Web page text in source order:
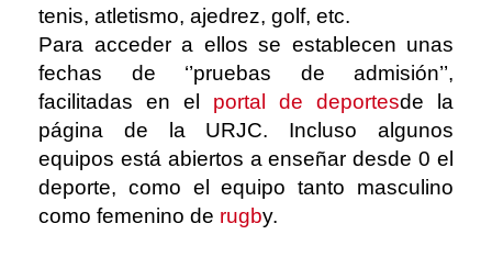
tenis, atletismo, ajedrez, golf, etc.
Para acceder a ellos se establecen unas
fechas de ‘’pruebas de admisión’’,
facilitadas en el portal de deportesde la
página de la URJC. Incluso algunos
equipos está abiertos a enseñar desde 0 el
deporte, como el equipo tanto masculino
como femenino de rugby.